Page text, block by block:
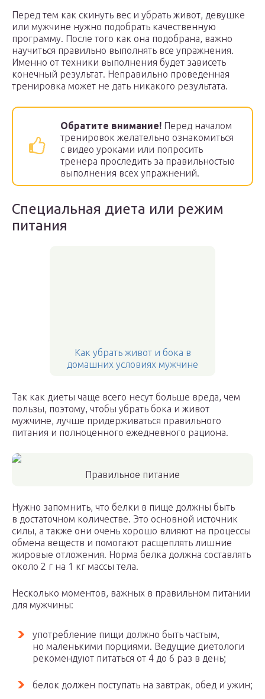
Перед тем как скинуть вес и убрать живот, девушке
или мужчине нужно подобрать качественную
программу. После того как она подобрана, важно
научиться правильно выполнять все упражнения.
Именно от техники выполнения будет зависеть
конечный результат. Неправильно проведенная
тренировка может не дать никакого результата.
Обратите внимание! Перед началом
тренировок желательно ознакомиться
с видео уроками или попросить
тренера проследить за правильностью
выполнения всех упражнений.
Специальная диета или режим
питания
Как убрать живот и бока в
домашних условиях мужчине
Так как диеты чаще всего несут больше вреда, чем
пользы, поэтому, чтобы убрать бока и живот
мужчине, лучше придерживаться правильного
питания и полноценного ежедневного рациона.
Правильное питание
Нужно запомнить, что белки в пище должны быть
в достаточном количестве. Это основной источник
силы, а также они очень хорошо влияют на процессы
обмена веществ и помогают расщеплять лишние
жировые отложения. Норма белка должна составлять
около 2 г на 1 кг массы тела.
Несколько моментов, важных в правильном питании
для мужчины:
употребление пищи должно быть частым,
но маленькими порциями. Ведущие диетологи
рекомендуют питаться от 4 до 6 раз в день;
белок должен поступать на завтрак, обед и ужин;